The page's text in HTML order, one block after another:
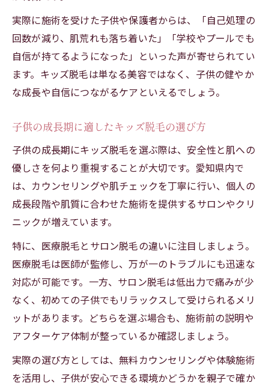
実際に施術を受けた子供や保護者からは、「自己処理の
回数が減り、肌荒れも落ち着いた」「学校やプールでも
自信が持てるようになった」といった声が寄せられてい
ます。キッズ脱毛は単なる美容ではなく、子供の健やか
な成長や自信につながるケアといえるでしょう。
子供の成長期に適したキッズ脱毛の選び方
子供の成長期にキッズ脱毛を選ぶ際は、安全性と肌への
優しさを何より重視することが大切です。愛知県内で
は、カウンセリングや肌チェックを丁寧に行い、個人の
成長段階や肌質に合わせた施術を提供するサロンやクリ
ニックが増えています。
特に、医療脱毛とサロン脱毛の違いに注目しましょう。
医療脱毛は医師が監修し、万が一のトラブルにも迅速な
対応が可能です。一方、サロン脱毛は低出力で痛みが少
なく、初めての子供でもリラックスして受けられるメリ
ットがあります。どちらを選ぶ場合も、施術前の説明や
アフターケア体制が整っているか確認しましょう。
実際の選び方としては、無料カウンセリングや体験施術
を活用し、子供が安心できる環境かどうかを親子で確か